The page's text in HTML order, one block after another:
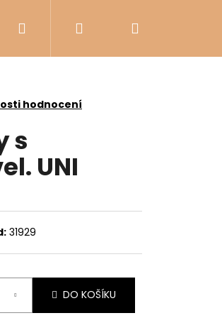
Přihlášení
hodnocení
s
UNI
31929
DO KOŠÍKU